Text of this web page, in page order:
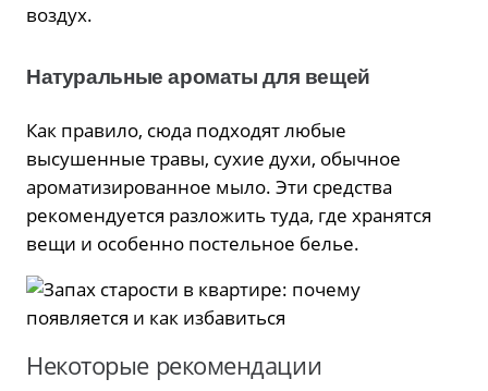
воздух.
Натуральные ароматы для вещей
Как правило, сюда подходят любые
высушенные травы, сухие духи, обычное
ароматизированное мыло. Эти средства
рекомендуется разложить туда, где хранятся
вещи и особенно постельное белье.
Некоторые рекомендации